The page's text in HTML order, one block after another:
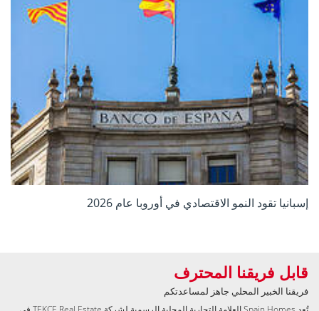
إسبانيا تقود النمو الاقتصادي في أوروبا عام 2026
قابل فريقنا المحترف
فريقنا الخبير المحلي جاهز لمساعدتكم